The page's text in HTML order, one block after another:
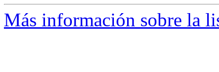
Más información sobre la